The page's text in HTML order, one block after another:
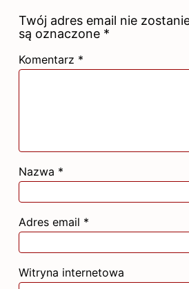
Twój adres email nie
są oznaczone *
Komentarz *
Nazwa *
Adres email *
Witryna internetowa